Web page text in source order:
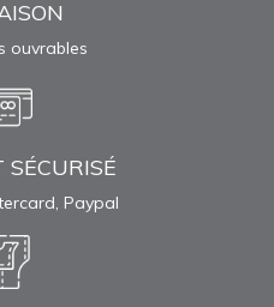
ouvrables
SÉCURISÉ
Paypal